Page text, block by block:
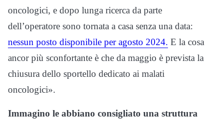
oncologici, e dopo lunga ricerca da parte
dell’operatore sono tornata a casa senza una data:
nessun posto disponibile per agosto 2024. E la cosa
ancor più sconfortante è che da maggio è prevista la
chiusura dello sportello dedicato ai malati
oncologici».
Immagino le abbiano consigliato una struttura